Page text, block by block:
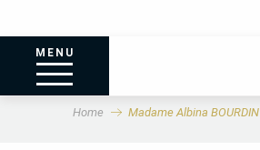
MENU
Home Madame Albina BOURDIN